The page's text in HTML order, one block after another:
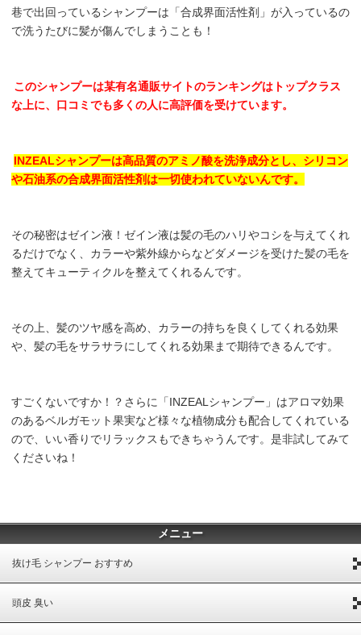
巷で出回っているシャンプーは「合成界面活性剤」が入っているの
で洗うたびに髪が傷んでしまうことも！
このシャンプーは某有名通販サイトのランキングはトップクラス
な上に、口コミでも多くの人に高評価を受けています。
INZEALシャンプーは高品質のアミノ酸を洗浄成分とし、シリコン
や石油系の合成界面活性剤は一切使われていないんです。
その秘密はゼイン液！ゼイン液は髪の毛のハリやコシを与えてくれ
るだけでなく、カラーや紫外線からなどダメージを受けた髪の毛を
整えてキューティクルを整えてくれるんです。
その上、髪のツヤ感を高め、カラーの持ちを良くしてくれる効果
や、髪の毛をサラサラにしてくれる効果まで期待できるんです。
すごくないですか！？さらに「INZEALシャンプー」はアロマ効果
のあるベルガモット果実など様々な植物成分も配合してくれている
ので、いい香りでリラックスもできちゃうんです。是非試してみて
くださいね！
メニュー
抜け毛 シャンプー おすすめ
頭皮 臭い